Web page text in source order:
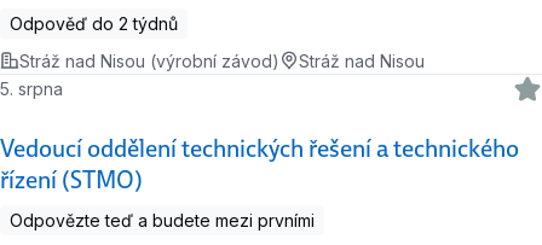
Odpověď do 2 týdnů
Stráž nad Nisou (výrobní závod)
Stráž nad Nisou
Vedoucí oddělení technických řešení a technického
řízení (STMO)
5. srpna
Odpovězte teď a budete mezi prvními